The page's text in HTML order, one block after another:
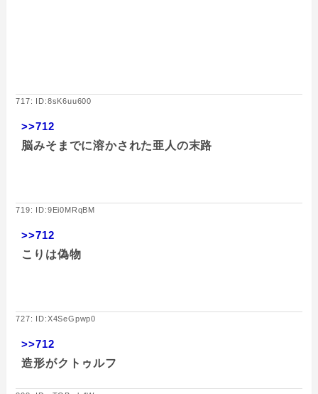
717: ID:8sK6uu600
>>712
脳みそまでに溶かされた亜人の末路
719: ID:9Ei0MRqBM
>>712
こりは偽物
727: ID:X4SeGpwp0
>>712
造形がクトゥルフ